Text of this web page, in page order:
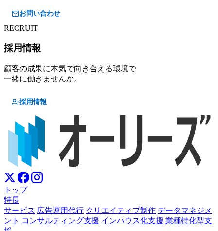
お問い合わせ
RECRUIT
採用情報
顧客の成果に本気で向き合える環境で
一緒に働きませんか。
採用情報
トップ
特長
サービス 広告運用代行 クリエイティブ制作 データマネジメ
ント コンサルティング支援 インハウス化支援 業種特化型支